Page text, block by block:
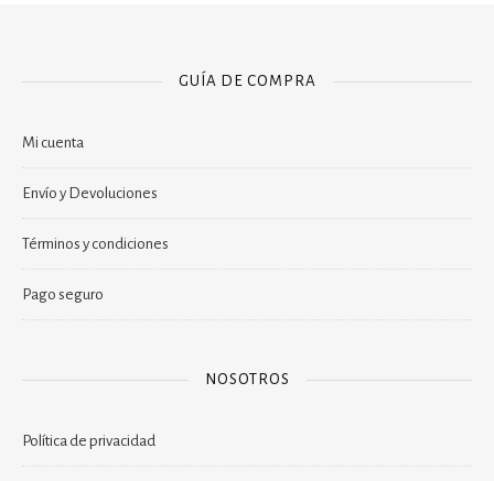
GUÍA DE COMPRA
Mi cuenta
Envío y Devoluciones
Términos y condiciones
Pago seguro
NOSOTROS
Política de privacidad